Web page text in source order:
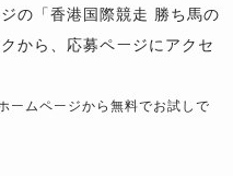
の「香港国際競走 勝ち馬の
から、応募ページにアクセ
ームページから無料でお試しで